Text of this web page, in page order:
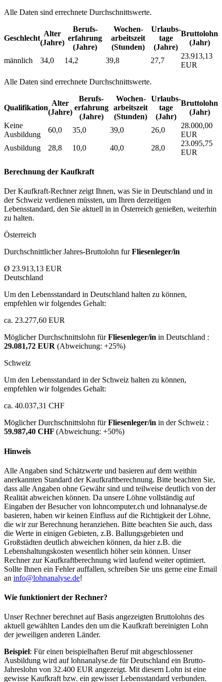
Alle Daten sind errechnete Durchschnittswerte.
Geschlecht
Alter
(Jahre)
Berufs­
erfahrung
(Jahre)
Wochen­
arbeitszeit
(Stunden)
Urlaubs­
tage
(Jahre)
Bruttolohn
(Jahr)
männlich 34,0 14,2 39,8 27,7
23.913,13
EUR
Alle Daten sind errechnete Durchschnittswerte.
Qualifikation
Alter
(Jahre)
Berufs­
erfahrung
(Jahre)
Wochen­
arbeitszeit
(Stunden)
Urlaubs­
tage
(Jahr)
Bruttolohn
(Jahr)
Keine
Ausbildung
60,0 35,0 39,0 26,0
28.000,00
EUR
Ausbildung
28,8 10,0 40,0 28,0
23.095,75
EUR
Berechnung der Kaufkraft
Der Kaufkraft-Rechner zeigt Ihnen, was Sie in Deutschland und in
der Schweiz verdienen müssten, um Ihren derzeitigen
Lebensstandard, den Sie aktuell in in Österreich genießen, weiterhin
zu halten.
Österreich
Durchschnittlicher Jahres-Bruttolohn furFliesenleger/in
Ø 23.913,13 EUR
Deutschland
Um den Lebensstandard in Deutschland halten zu können,
empfehlen wir folgendes Gehalt:
ca. 23.277,60 EUR
Möglicher Durchschnittslohn fürFliesenleger/in in Deutschland :
29.081,72 EUR (Abweichung: +25%)
Schweiz
Um den Lebensstandard in der Schweiz halten zu können,
empfehlen wir folgendes Gehalt:
ca. 40.037,31 CHF
Möglicher Durchschnittslohn fürFliesenleger/in in der Schweiz :
59.987,40 CHF (Abweichung: +50%)
Hinweis
Alle Angaben sind Schätzwerte und basieren auf dem weithin
anerkannten Standard der Kaufkraftberechnung. Bitte beachten Sie,
dass alle Angaben ohne Gewähr sind und teilweise deutlich von der
Realität abweichen können. Da unsere Löhne vollständig auf
Eingaben der Besucher von lohncomputer.ch und lohnanalyse.de
basieren, haben wir keinen Einfluss auf die Richtigkeit der Löhne,
die wir zur Berechnung heranziehen. Bitte beachten Sie auch, dass
die Werte in einigen Gebieten, z.B. Ballungsgebieten und
Großstädten deutlich abweichen können, da hier z.B. die
Lebenshaltungskosten wesentlich höher sein können. Unser
Rechner zur Kaufkraftberechnung wird laufend weiter optimiert.
Sollte Ihnen ein Fehler auffallen, schreiben Sie uns gerne eine Email
an info@lohnanalyse.de!
Wie funktioniert der Rechner?
Unser Rechner berechnet auf Basis angezeigten Bruttolohns des
aktuell gewählten Landes den um die Kaufkraft bereinigten Lohn
der jeweiligen anderen Länder.
Beispiel: Für einen beispielhaften Beruf mit abgeschlossener
Ausbildung wird auf lohnanalyse.de für Deutschland ein Brutto-
Jahreslohn von 32.400 EUR angezeigt. Mit diesem Lohn ist eine
gewisse Kaufkraft bzw. ein gewisser Lebensstandard verbunden.